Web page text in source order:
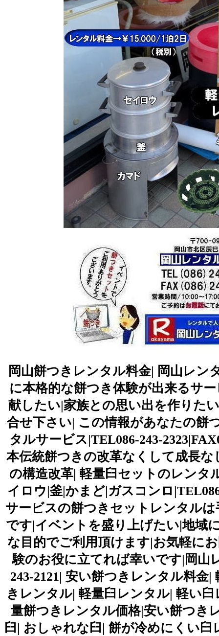
岡山餅つきレンタル料金| 岡山レ
に本格的な餅つき体験が出来るサ
献したい|家族との思い出を作りた
合せ下さい| この情報があなたの餅
タルサービス|TEL086-243-
本伝統餅つきの改革なくして成長
の構造改革| 軽量臼セットのレンタ
イロウ|釜|かまど|ガスコンロ
サービスの餅つきセットレンタル
です|イベントを盛り上げたい|地域
な目的でご利用頂けます|お気軽に
験のお役に立てれば幸いです|岡山
243-2121| 安い餅つきレンタル料
きレンタル| 軽量臼レンタル| 軽い
量餅つきレンタル価格|安い餅つき
臼| おしゃれな臼| 餅が冷めにくい